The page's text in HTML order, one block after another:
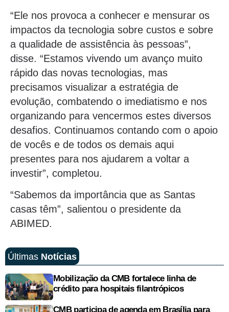
“Ele nos provoca a conhecer e mensurar os
impactos da tecnologia sobre custos e sobre
a qualidade de assistência às pessoas”,
disse. “Estamos vivendo um avanço muito
rápido das novas tecnologias, mas
precisamos visualizar a estratégia de
evolução, combatendo o imediatismo e nos
organizando para vencermos estes diversos
desafios. Continuamos contando com o apoio
de vocês e de todos os demais aqui
presentes para nos ajudarem a voltar a
investir”, completou.
“Sabemos da importância que as Santas
casas têm”, salientou o presidente da
ABIMED.
Últimas Notícias
Mobilização da CMB fortalece linha de
crédito para hospitais filantrópicos
CMB participa de agenda em Brasília para